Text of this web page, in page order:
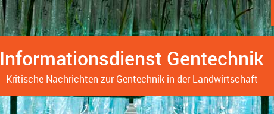
Informationsdienst Gentechnik
Kritische Nachrichten zur Gentechnik in der Landwirtschaft